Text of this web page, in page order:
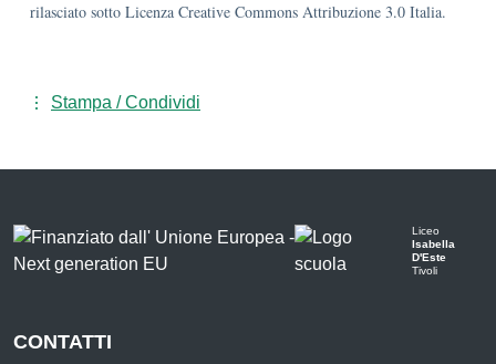
rilasciato sotto Licenza Creative Commons Attribuzione 3.0 Italia.
Stampa / Condividi
Liceo
Isabella
D'Este
Tivoli
CONTATTI